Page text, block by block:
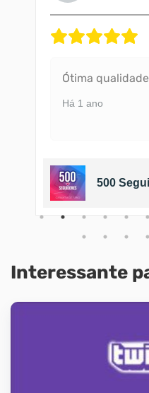
Ótima qualidade
Há 1 ano
500
Interessante